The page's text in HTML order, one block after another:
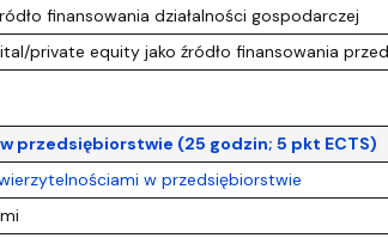
finansowania działalności gospodarczej
private equity jako źródło finansowania
przedsiębiorstwie (25 godzin; 5 pkt ECTS)
w przedsiębiorstwie